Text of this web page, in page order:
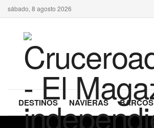
sábado, 8 agosto 2026
DESTINOS NAVIERAS BARCOS